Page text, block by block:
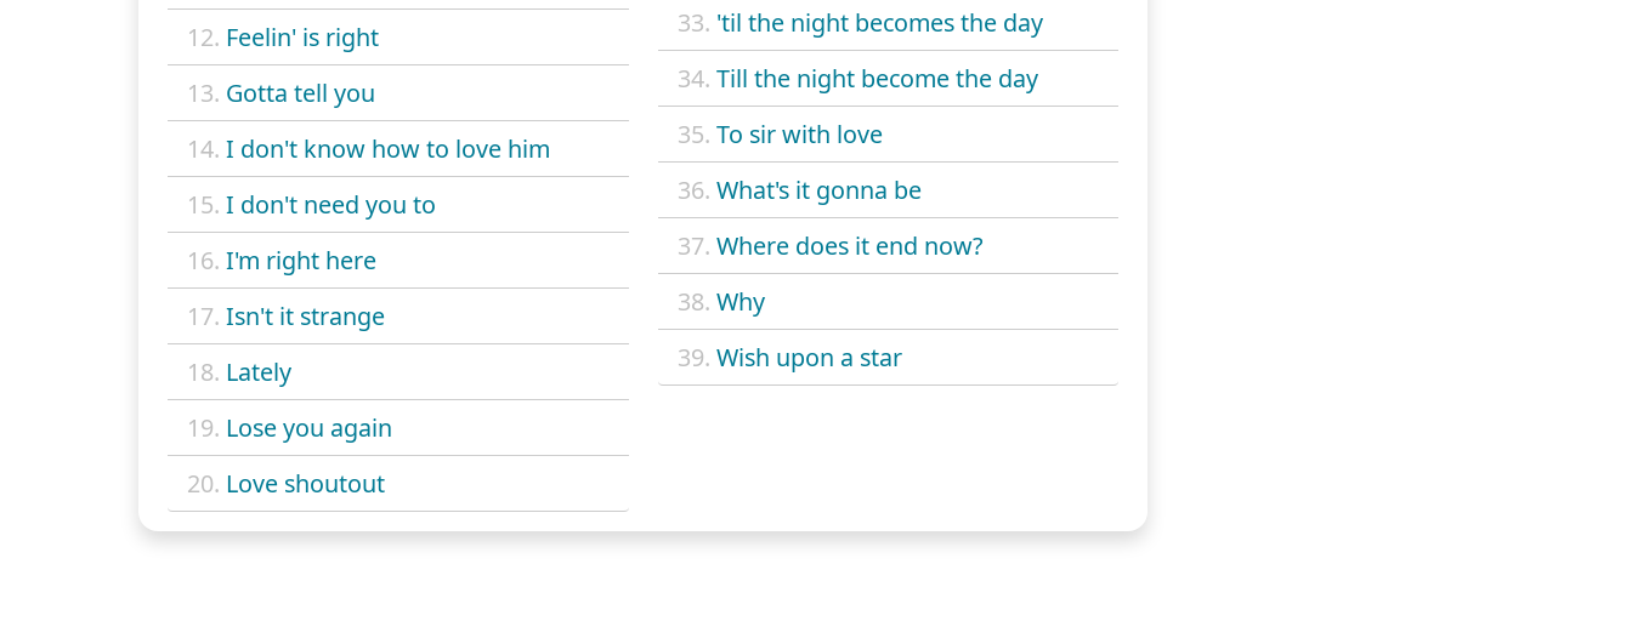
12. Feelin' is right
13. Gotta tell you
14. I don't know how to love him
15. I don't need you to
16. I'm right here
17. Isn't it strange
18. Lately
19. Lose you again
20. Love shoutout
33. 'til the night becomes the day
34. Till the night become the day
35. To sir with love
36. What's it gonna be
37. Where does it end now?
38. Why
39. Wish upon a star